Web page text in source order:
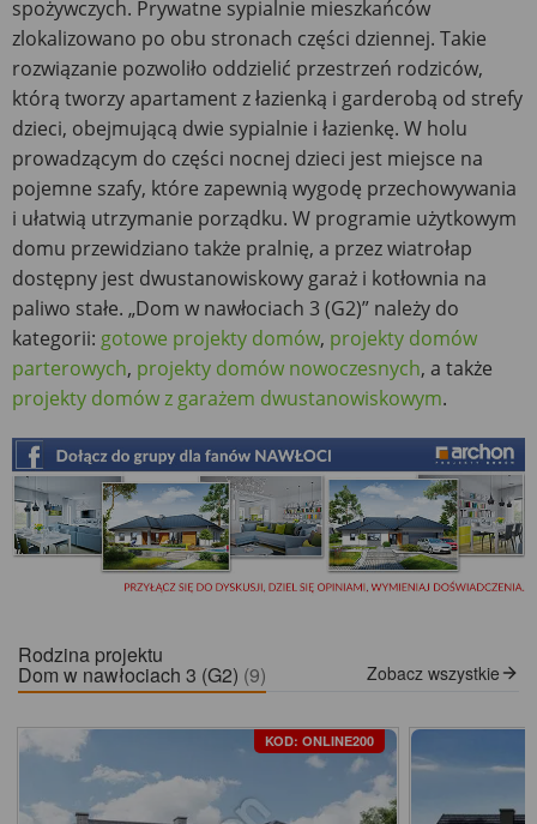
spożywczych. Prywatne sypialnie mieszkańców
zlokalizowano po obu stronach części dziennej. Takie
rozwiązanie pozwoliło oddzielić przestrzeń rodziców,
którą tworzy apartament z łazienką i garderobą od strefy
dzieci, obejmującą dwie sypialnie i łazienkę. W holu
prowadzącym do części nocnej dzieci jest miejsce na
pojemne szafy, które zapewnią wygodę przechowywania
i ułatwią utrzymanie porządku. W programie użytkowym
domu przewidziano także pralnię, a przez wiatrołap
dostępny jest dwustanowiskowy garaż i kotłownia na
paliwo stałe. „Dom w nawłociach 3 (G2)” należy do
kategorii: gotowe projekty domów, projekty domów
parterowych, projekty domów nowoczesnych, a także
projekty domów z garażem dwustanowiskowym.
Rodzina projektu
Dom w nawłociach 3 (G2) (9) Zobacz wszystkie
KOD: ONLINE200